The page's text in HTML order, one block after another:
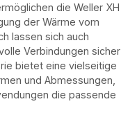
die Weller XH
der Wärme vom
lassen sich auch
Verbindungen sicher
bietet eine vielseitige
und Abmessungen,
die passende